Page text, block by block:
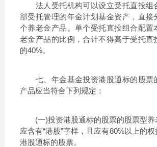
法人受托机构可以设立受托直投组
部受托管理的年金计划基金资产，直接
个养老金产品。单个受托直投组合配置
老金产品的比例，合计不得高于受托直
的40%。
七、年金基金投资港股通标的股票
产品应当符合下列规定：
(一)投资港股通标的股票的股票型养
应含有“港股”字样，且应有80%以上的
港股通标的股票。